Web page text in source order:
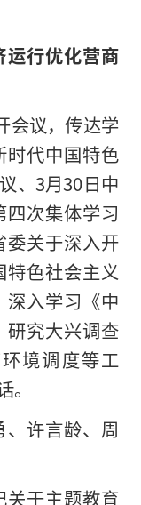
行优化营商
会议，传达学
时代中国特色
、3月30日中
四次集体学习
委关于深入开
特色社会主义
深入学习 《中
研究大兴调查
境调度等工
许言龄、周
关于主题教育